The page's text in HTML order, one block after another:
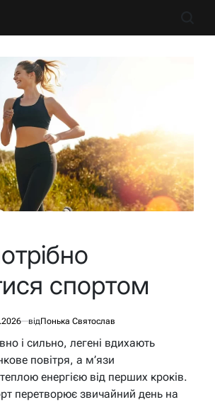
спортом
відПонька Святослав
і сильно, легені вдихають
повітря, а м’язи
енергією від перших кроків.
перетворює звичайний день на